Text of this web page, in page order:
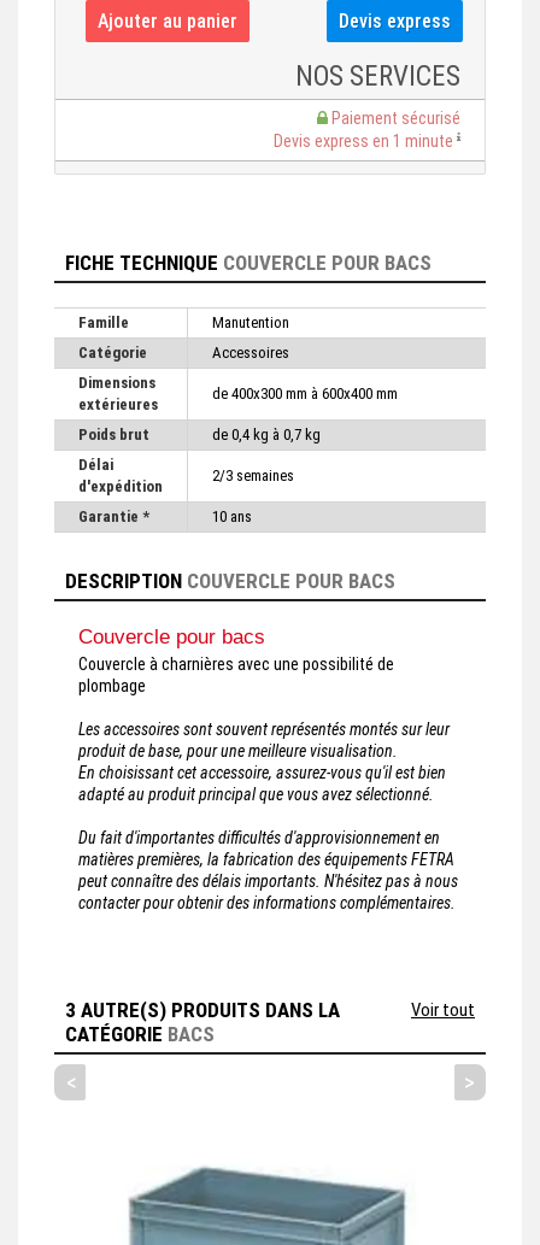
NOS SERVICES
Paiement sécurisé
Devis express en 1 minute
FICHE TECHNIQUE COUVERCLE POUR BACS
Famille
Manutention
Catégorie
Accessoires
Dimensions
extérieures
de 400x300 mm à 600x400 mm
Poids brut
de 0,4 kg à 0,7 kg
Délai
d'expédition
2/3 semaines
Garantie * 10 ans
DESCRIPTION COUVERCLE POUR BACS
Couvercle pour bacs
Couvercle à charnières avec une possibilité de
plombage
Les accessoires sont souvent représentés montés sur leur
produit de base, pour une meilleure visualisation.
En choisissant cet accessoire, assurez-vous qu'il est bien
adapté au produit principal que vous avez sélectionné.
Du fait d'importantes difficultés d'approvisionnement en
matières premières, la fabrication des équipements FETRA
peut connaître des délais importants. N'hésitez pas à nous
contacter pour obtenir des informations complémentaires.
3 AUTRE(S) PRODUITS DANS LA
CATÉGORIE BACS
Voir tout
< >